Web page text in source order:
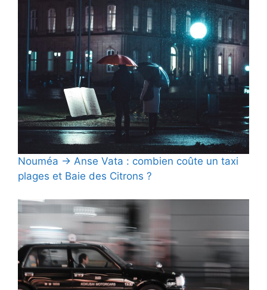
Nouméa → Anse Vata : combien coûte un taxi
plages et Baie des Citrons ?